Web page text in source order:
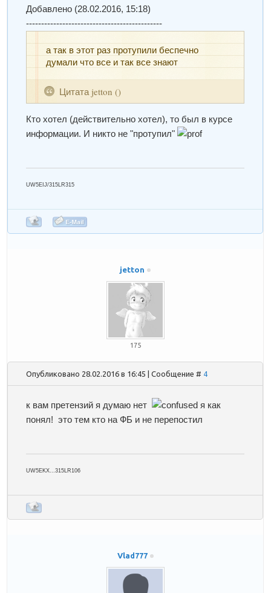
Добавлено (28.02.2016, 15:18)
---------------------------------------------
Цитата jetton ()
а так в этот раз протупили беспечно
думали что все и так все знают
Кто хотел (действительно хотел), то был в курсе
информации. И никто не "протупил"
UW5EIJ/315LR315
jetton
175
Опубликовано 28.02.2016 в 16:45 | Сообщение # 4
к вам претензий я думаю нет
я как
понял! это тем кто на ФБ и не перепостил
UW5EKX...315LR106
Vlad777